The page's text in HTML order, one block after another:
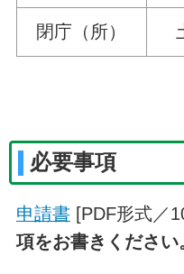
閉庁（所）
必要事項
申請書[PDF形式／
項をお書きください